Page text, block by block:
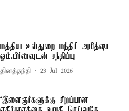
மத்திய உள்துறை மந்திரி அமித்ஷா
ஓம்.பிர்லாவுடன் சந்திப்பு
தினத்தந்தி 23 Jul 2026
‘இளைஞர்களுக்கு சிறப்பான